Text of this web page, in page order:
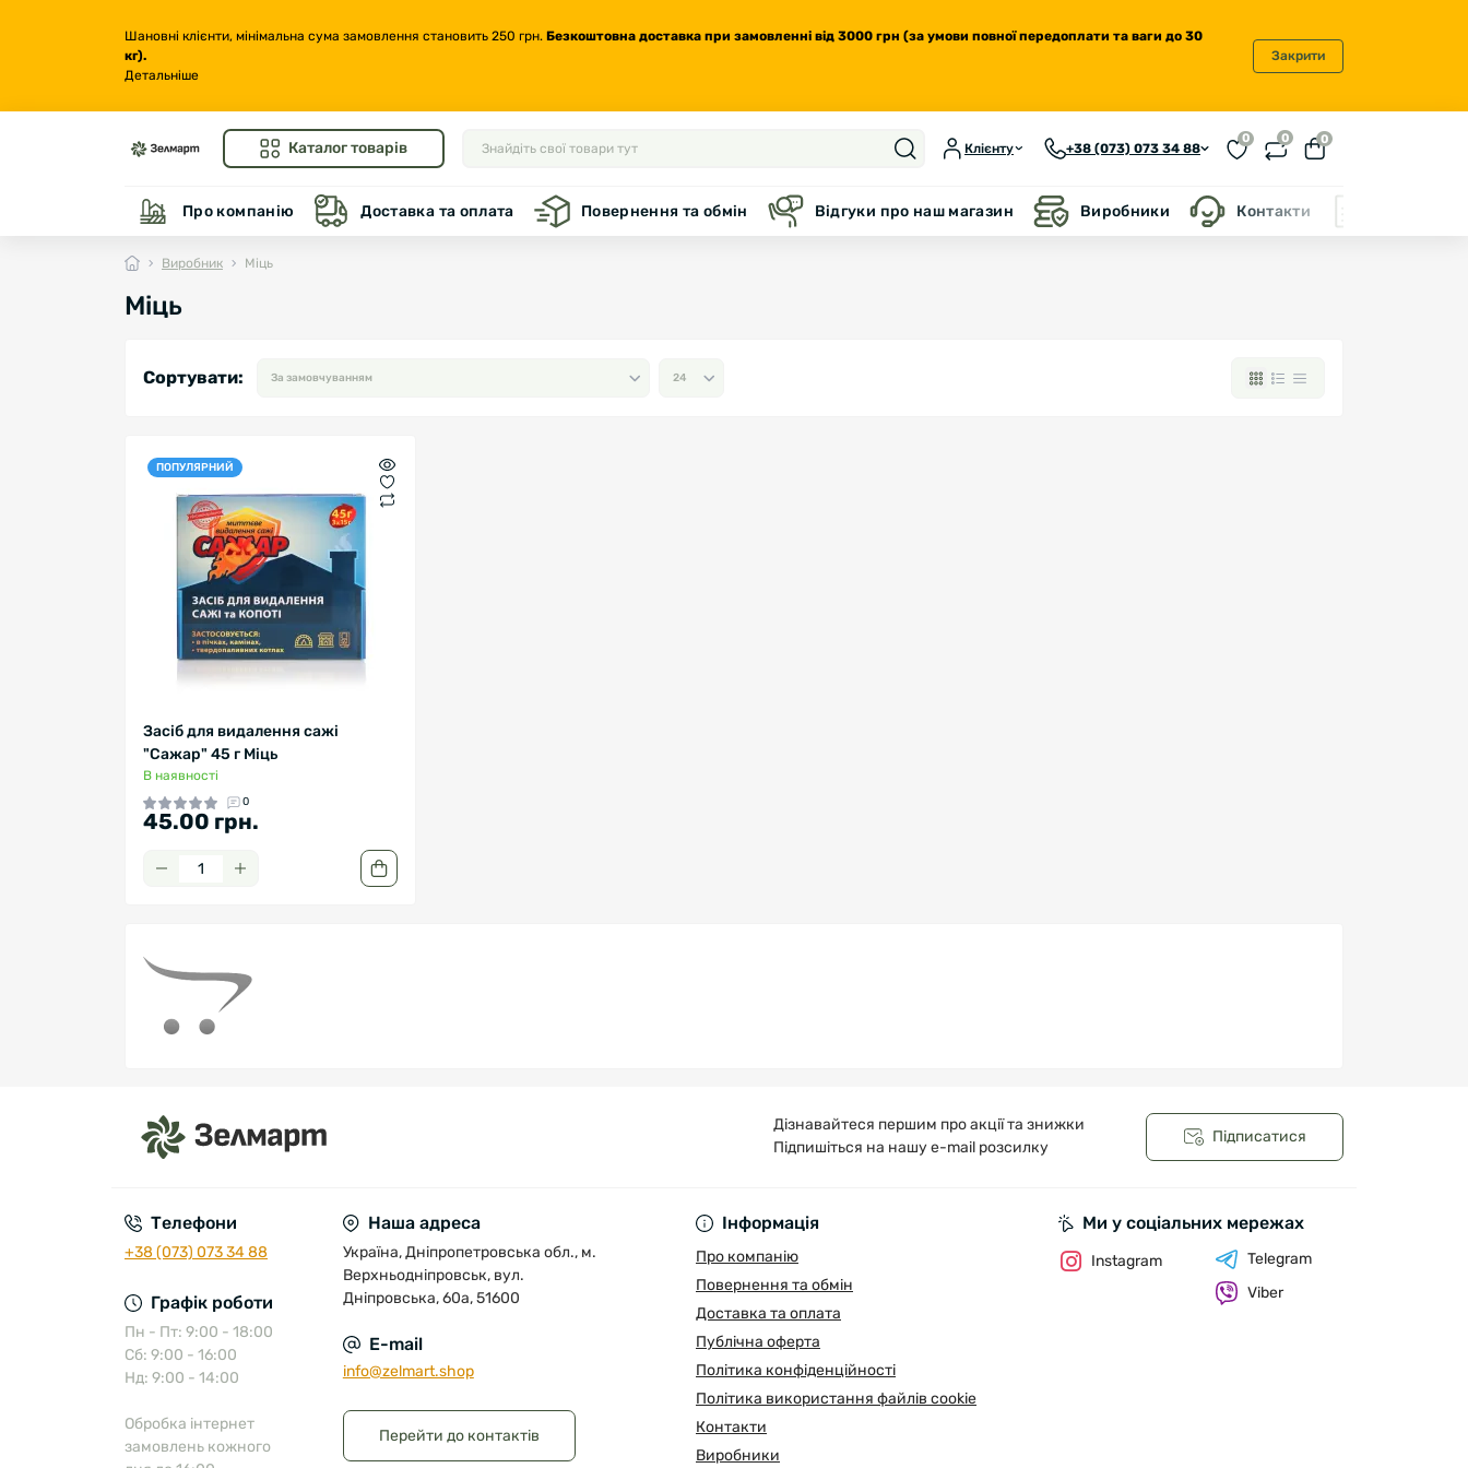
Шановні клієнти, мінімальна сума замовлення становить 250 грн. Безкоштовна доставка при замовленні від 3000 грн (за умови повної передоплати та ваги до 30
кг).
Детальніше
Закрити
Каталог товарів Клієнту +38 (073) 073 34 88
0 0 0
Про компанію Доставка та оплата Повернення та обмін Відгуки про наш магазин Виробники Контакти
Виробник Міць
Міць
Сортувати:
ПОПУЛЯРНИЙ
Засіб для видалення сажі
"Сажар" 45 г Міць
В наявності
0
45.00 грн.
Дізнавайтеся першим про акції та знижки
Підпишіться на нашу e-mail розсилку
Підписатися
Телефони
+38 (073) 073 34 88
Графік роботи
Пн - Пт: 9:00 - 18:00
Сб: 9:00 - 16:00
Нд: 9:00 - 14:00
Обробка інтернет
замовлень кожного
Наша адреса
Україна, Дніпропетровська обл., м.
Верхньодніпровськ, вул.
Дніпровська, 60а, 51600
E-mail
info@zelmart.shop
Перейти до контактів
Інформація
Про компанію
Повернення та обмін
Доставка та оплата
Публічна оферта
Політика конфіденційності
Політика використання файлів cookie
Контакти
Виробники
Ми у соціальних мережах
Instagram
Telegram
Viber